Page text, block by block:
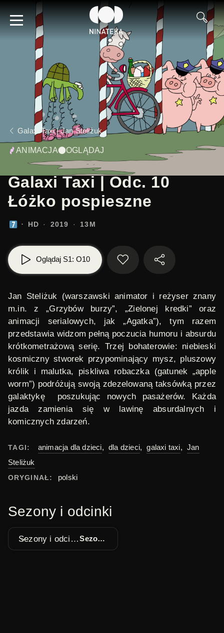
Galaxi Taxi | Jan Steliżuk
ANIMACJA OGLĄDAJ
Galaxi Taxi | Odc. 10
Łóżko pospieszne
HD 2019 13M
Oglądaj S1: O10
Jan Steliżuk (warszawski animator i reżyser znany
m.in. z„Grzybów burzy”,„Zielonej kredki” oraz
animacji serialowych, jak„Agatka”), tym razem
przedstawia widzom pełną poczucia humoru i absurdu
krótkometrażową serię. Trzej bohaterowie: niebieski
kosmiczny stworek przypominający mysz, pluszowy
królik i malutka, piskliwa robaczka (gatunek „apple
worm”) podróżują swoją zdezelowaną taksówką przez
galaktykę
poszukując nowych pasażerów. Każda
jazda zamienia się w lawinę absurdalnych i
komicznych zdarzeń.
TAGI: animacja dla dzieci, dla dzieci, galaxi taxi, Jan
Steliżuk
ORYGINAŁ: polski
Sezony i odcinki
Sezony i odcinki Sezon 1